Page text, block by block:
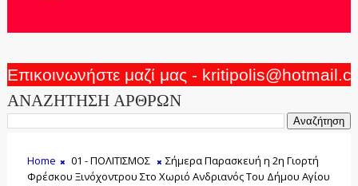
Επικοινωνήστε μαζί μας -
ΑΝΑΖΗΤΗΣΗ ΑΡΘΡΩΝ
Home 01 - ΠΟΛΙΤΙΣΜΟΣ
Σήμερα Παρασκευή η 2η Γιορτή
Φρέσκου Ξινόχοντρου Στο Χωριό Ανδριανός Του Δήμου Αγίου